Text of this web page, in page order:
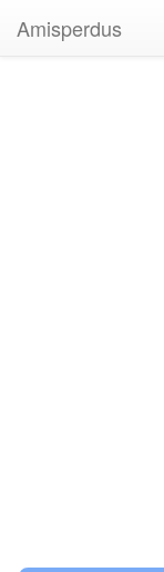
Amisperdus